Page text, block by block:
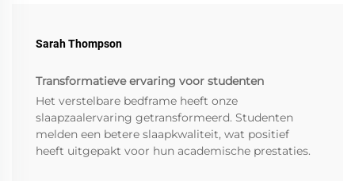
Sarah Thompson
Transformatieve ervaring voor studenten
Het verstelbare bedframe heeft onze
slaapzaalervaring getransformeerd. Studenten
melden een betere slaapkwaliteit, wat positief
heeft uitgepakt voor hun academische prestaties.